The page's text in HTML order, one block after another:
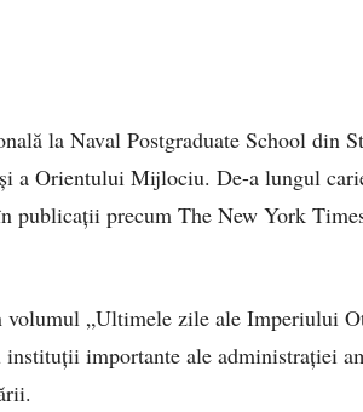
la Naval Postgraduate School din
a Orientului Mijlociu. De-a lungul
publicații precum The New York
„Ultimele zile ale Imperiului
importante ale administrației